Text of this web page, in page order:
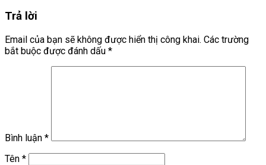
Trả lời
Email của bạn sẽ không được hiển thị công khai. Các trường
bắt buộc được đánh dấu *
Bình luận *
Tên *